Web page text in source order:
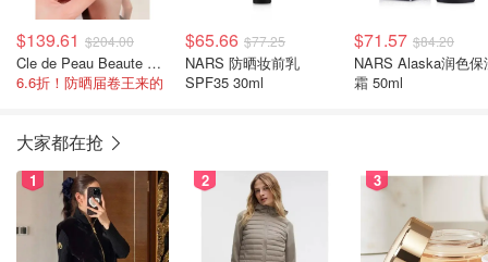
$139.61 $204.00
Cle de Peau Beaute 防晒霜 SPF 50 50ml
6.6折！防晒届卷王来的
$65.66 $77.25
NARS 防晒妆前乳
SPF35 30ml
$71.57 $84.20
NARS Alaska润色保
霜 50ml
大家都在抢
1 2 3